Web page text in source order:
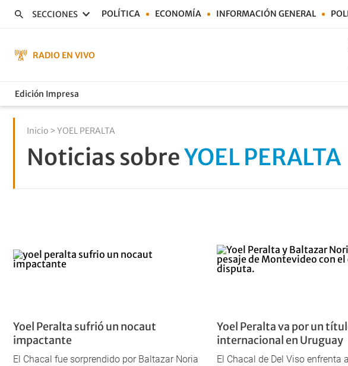
SECCIONES POLÍTICA ECONOMÍA INFORMACIÓN GENERAL
RADIO EN VIVO
Edición Impresa
Inicio > YOEL PERALTA
Noticias sobreYOEL PERALTA
Yoel Peralta sufrió un nocaut
impactante
El Chacal fue sorprendido por Baltazar Noria
Yoel Peralta va por un
internacional en Uruguay
El Chacal de Del Viso enfrenta